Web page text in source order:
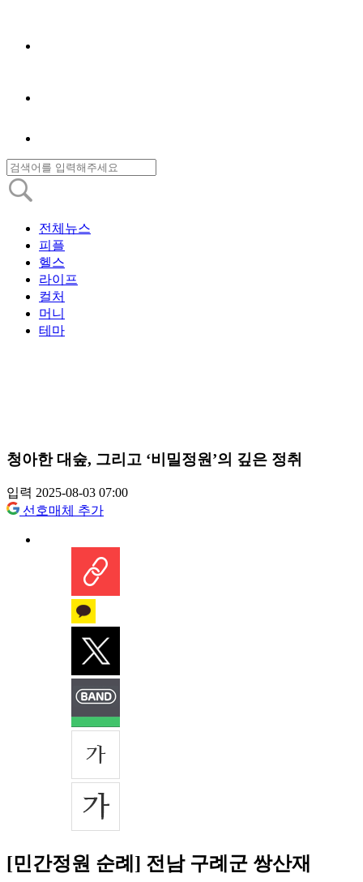
전체뉴스
피플
헬스
라이프
컬처
머니
테마
청아한 대숲, 그리고 ‘비밀정원’의 깊은 정취
입력 2025-08-03 07:00
선호매체 추가
[민간정원 순례] 전남 구례군 쌍산재